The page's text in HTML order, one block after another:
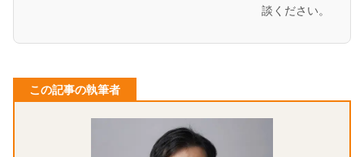
談ください。
この記事の執筆者